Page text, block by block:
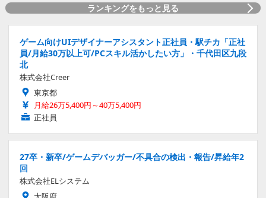
ランキングをもっと見る
ゲーム向けUIデザイナーアシスタント正社員・駅チカ「正社
員/月給30万以上可/PCスキル活かしたい方」・千代田区九段
北
株式会社Creer
東京都
月給26万5,400円～40万5,400円
正社員
27卒・新卒/ゲームデバッガー/不具合の検出・報告/昇給年2
回
株式会社ELシステム